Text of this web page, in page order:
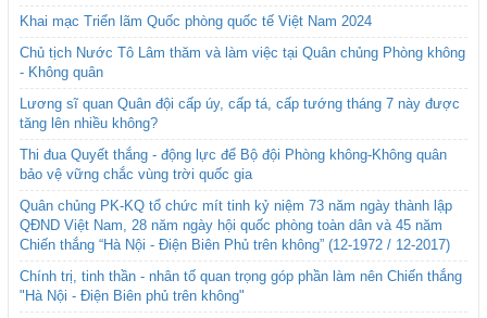
Khai mạc Triển lãm Quốc phòng quốc tế Việt Nam 2024
Chủ tịch Nước Tô Lâm thăm và làm việc tại Quân chủng Phòng không
- Không quân
Lương sĩ quan Quân đội cấp úy, cấp tá, cấp tướng tháng 7 này được
tăng lên nhiều không?
Thi đua Quyết thắng - động lực để Bộ đội Phòng không-Không quân
bảo vệ vững chắc vùng trời quốc gia
Quân chủng PK-KQ tổ chức mít tinh kỷ niệm 73 năm ngày thành lập
QĐND Việt Nam, 28 năm ngày hội quốc phòng toàn dân và 45 năm
Chiến thắng “Hà Nội - Điện Biên Phủ trên không” (12-1972 / 12-2017)
Chính trị, tinh thần - nhân tố quan trọng góp phần làm nên Chiến thắng
"Hà Nội - Điện Biên phủ trên không"